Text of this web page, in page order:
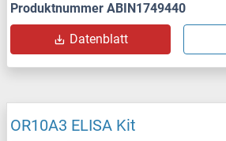
Produktnummer ABIN1749440
Datenblatt
OR10A3 ELISA Kit